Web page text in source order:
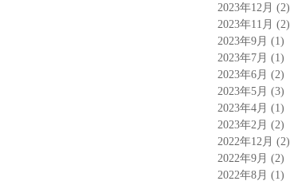
2023年12月 (2)
2023年11月 (2)
2023年9月 (1)
2023年7月 (1)
2023年6月 (2)
2023年5月 (3)
2023年4月 (1)
2023年2月 (2)
2022年12月 (2)
2022年9月 (2)
2022年8月 (1)